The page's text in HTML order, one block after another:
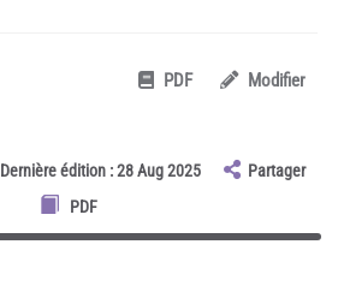
PDF Modifier
Dernière édition : 28 Aug 2025
Partager
PDF